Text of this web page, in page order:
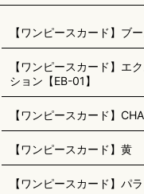
【ワンピースカード】ブ
【ワンピースカード】エ
ション【EB-01】
【ワンピースカード】
【ワンピースカード】黄
【ワンピースカード】パ